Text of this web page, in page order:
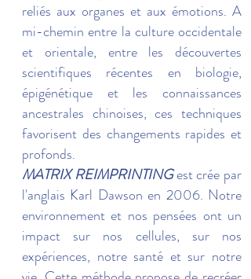
reliés aux organes et aux émotions. A
mi-chemin entre la culture occidentale
et orientale, entre les découvertes
scientifiques récentes en biologie,
épigénétique et les connaissances
ancestrales chinoises, ces techniques
favorisent des changements rapides et
profonds.
MATRIX REIMPRINTINGest crée par
l'anglais Karl Dawson en 2006. Notre
environnement et nos pensées ont un
impact sur nos cellules, sur nos
expériences, notre santé et sur notre